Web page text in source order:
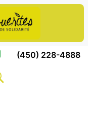
(450) 228-4888